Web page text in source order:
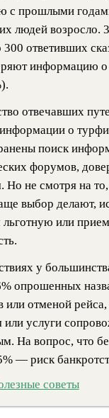
с прошлыми
людей возросло.
ответивших
информацию о
отвечавших
о
поиск
форумов,
Но не смотря на
выбор делают,
или
у
опрошенных
или отменой
или услуги
На вопрос, что
— риск
советы